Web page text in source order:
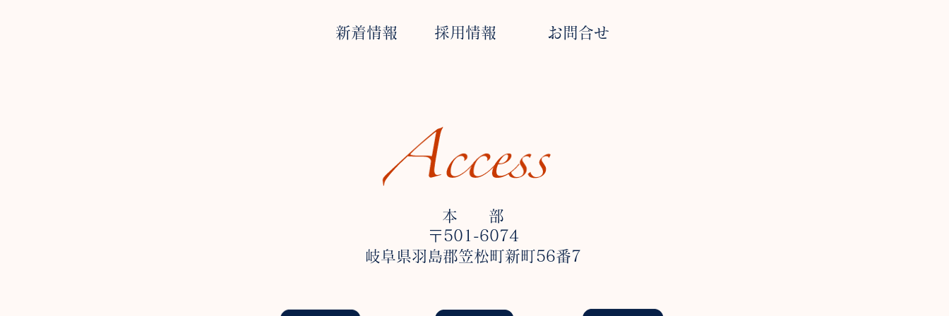
新着情報 採用情報 お問合せ
本 部
〒501-6074
岐阜県羽島郡笠松町新町56番7